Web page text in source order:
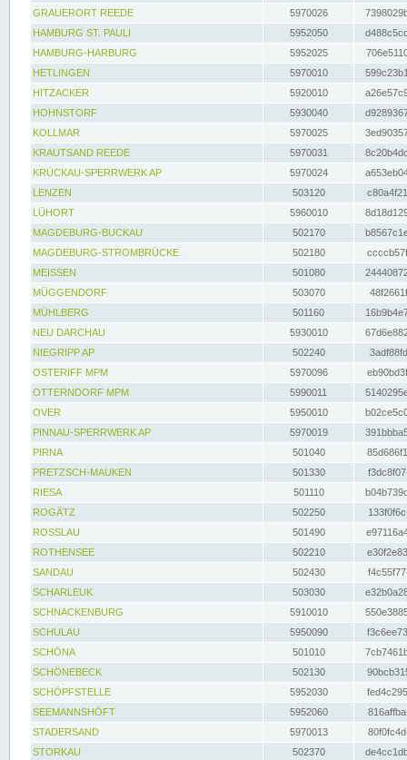
GRAUERORT REEDE
5970026
HAMBURG ST. PAULI
5952050
HAMBURG-HARBURG
5952025
HETLINGEN
5970010
HITZACKER
5920010
HOHNSTORF
5930040
KOLLMAR
5970025
KRAUTSAND REEDE
5970031
KRÜCKAU-SPERRWERK AP
5970024
LENZEN
503120
LÜHORT
5960010
MAGDEBURG-BUCKAU
502170
MAGDEBURG-STROMBRÜCKE
502180
MEISSEN
501080
MÜGGENDORF
503070
MÜHLBERG
501160
NEU DARCHAU
5930010
NIEGRIPP AP
502240
OSTERIFF MPM
5970096
OTTERNDORF MPM
5990011
OVER
5950010
PINNAU-SPERRWERK AP
5970019
PIRNA
501040
PRETZSCH-MAUKEN
501330
RIESA
501110
ROGÄTZ
502250
ROSSLAU
501490
ROTHENSEE
502210
SANDAU
502430
SCHARLEUK
503030
SCHNACKENBURG
5910010
SCHULAU
5950090
SCHÖNA
501010
SCHÖNEBECK
502130
SCHÖPFSTELLE
5952030
SEEMANNSHÖFT
5952060
STADERSAND
5970013
STORKAU
502370